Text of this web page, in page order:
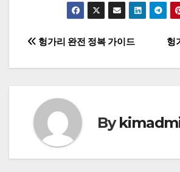
글
탐
헝
헝가리 완전 정복 가이드
By